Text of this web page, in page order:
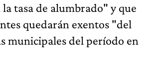
tasa de alumbrado" y que
quedarán exentos "del
municipales del período en